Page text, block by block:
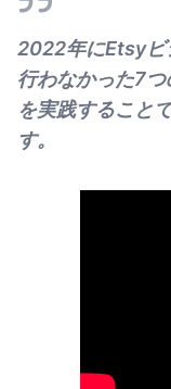
2022年にEtsyビ
行わなかった7
を実践すること
す。